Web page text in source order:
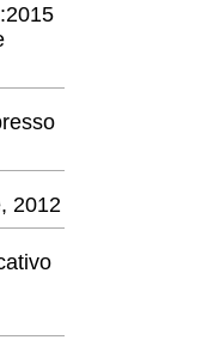
2012